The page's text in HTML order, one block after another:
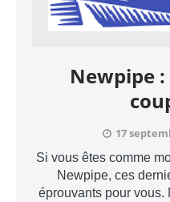
Newpipe
17
Si vous êtes comme
Newpipe, ces
éprouvants pour vous.